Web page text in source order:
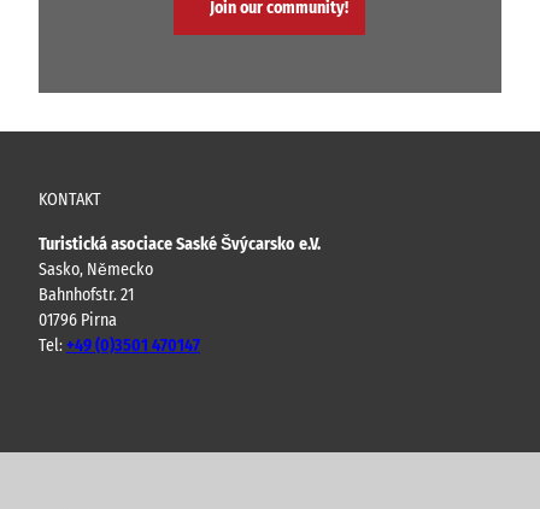
Join our community!
KONTAKT
Turistická asociace Saské Švýcarsko e.V.
Sasko, Německo
Bahnhofstr. 21
01796 Pirna
Tel:+49 (0)3501 470147
u
c
s
o